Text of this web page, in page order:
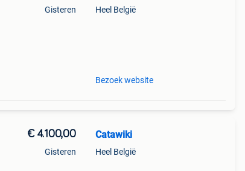
Gisteren Heel België
Bezoek website
€ 4.100,00
Gisteren
Catawiki
Heel België